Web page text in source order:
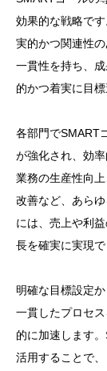
効果的な戦略で
実的かつ関連性
一貫性を持ち、
的かつ着実に目
各部門でSMART
が強化され、効
業務の生産性向
改善など、あら
には、売上や利
長を確実に実現で
明確な目標設定
一貫したプロセ
的に加速します
活用することで